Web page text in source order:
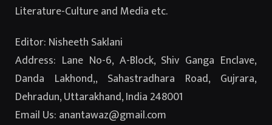
Literature-Culture and Media etc.
Editor: Nisheeth Saklani
Address: Lane No-6, A-Block, Shiv Ganga Enclave,
Danda Lakhond,, Sahastradhara Road, Gujrara,
Dehradun, Uttarakhand, India 248001
Email Us: anantawaz@gmail.com